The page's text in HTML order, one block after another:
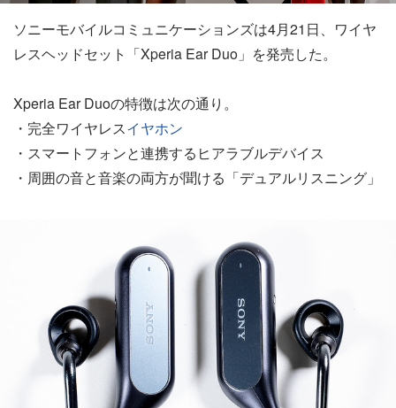
ソニーモバイルコミュニケーションズは4月21日、ワイヤ
レスヘッドセット「Xperia Ear Duo」を発売した。
Xperia Ear Duoの特徴は次の通り。
・完全ワイヤレスイヤホン
・スマートフォンと連携するヒアラブルデバイス
・周囲の音と音楽の両方が聞ける「デュアルリスニング」